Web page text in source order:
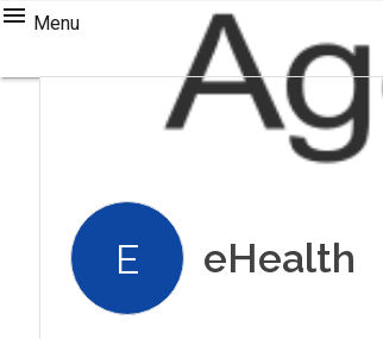
Menu
E eHealth